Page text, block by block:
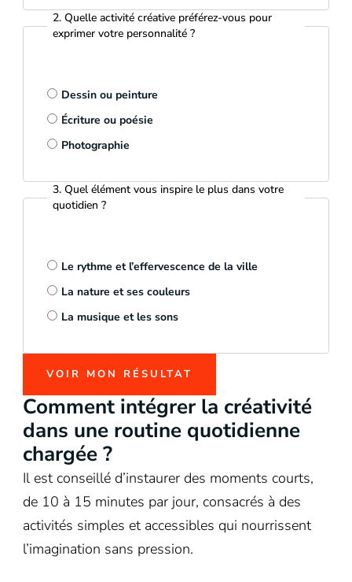
2. Quelle activité créative préférez-vous pour
exprimer votre personnalité ?
Dessin ou peinture
Écriture ou poésie
Photographie
3. Quel élément vous inspire le plus dans votre
quotidien ?
Le rythme et l’effervescence de la ville
La nature et ses couleurs
La musique et les sons
VOIR MON RÉSULTAT
Comment intégrer la créativité
dans une routine quotidienne
chargée ?
Il est conseillé d’instaurer des moments courts,
de 10 à 15 minutes par jour, consacrés à des
activités simples et accessibles qui nourrissent
l’imagination sans pression.